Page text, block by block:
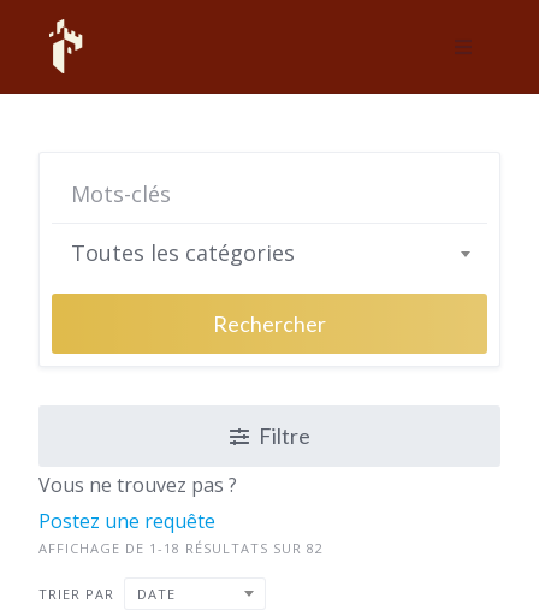
content
Toutes les catégories
Rechercher
Filtre
Vous ne trouvez pas ?
Postez une requête
AFFICHAGE DE 1-18 RÉSULTATS SUR 82
TRIER PAR DATE